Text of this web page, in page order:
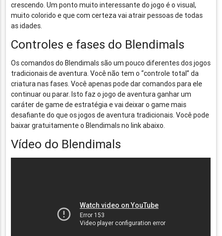
crescendo. Um ponto muito interessante do jogo é o visual,
muito colorido e que com certeza vai atrair pessoas de todas
as idades.
Controles e fases do Blendimals
Os comandos do Blendimals são um pouco diferentes dos jogos
tradicionais de aventura. Você não tem o “controle total” da
criatura nas fases. Você apenas pode dar comandos para ele
continuar ou parar. Isto faz o jogo de aventura ganhar um
caráter de game de estratégia e vai deixar o game mais
desafiante do que os jogos de aventura tradicionais. Você pode
baixar gratuitamente o Blendimals no link abaixo.
Vídeo do Blendimals